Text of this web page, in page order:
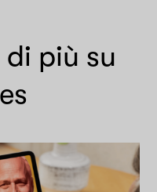
di più su